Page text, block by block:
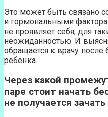
Это может быть связано
и гормональными
не проявляет себя, для
неожиданностью. И
обращается к врачу
ребенка.
Через какой
паре стоит начать
не получается